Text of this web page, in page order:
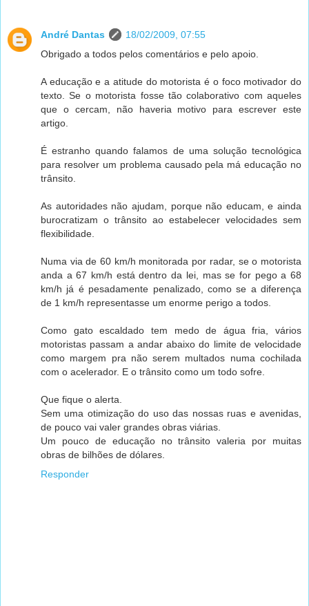
André Dantas
18/02/2009, 07:55
Obrigado a todos pelos comentários e pelo apoio.
A educação e a atitude do motorista é o foco motivador do
texto. Se o motorista fosse tão colaborativo com aqueles
que o cercam, não haveria motivo para escrever este
artigo.
É estranho quando falamos de uma solução tecnológica
para resolver um problema causado pela má educação no
trânsito.
As autoridades não ajudam, porque não educam, e ainda
burocratizam o trânsito ao estabelecer velocidades sem
flexibilidade.
Numa via de 60 km/h monitorada por radar, se o motorista
anda a 67 km/h está dentro da lei, mas se for pego a 68
km/h já é pesadamente penalizado, como se a diferença
de 1 km/h representasse um enorme perigo a todos.
Como gato escaldado tem medo de água fria, vários
motoristas passam a andar abaixo do limite de velocidade
como margem pra não serem multados numa cochilada
com o acelerador. E o trânsito como um todo sofre.
Que fique o alerta.
Sem uma otimização do uso das nossas ruas e avenidas,
de pouco vai valer grandes obras viárias.
Um pouco de educação no trânsito valeria por muitas
obras de bilhões de dólares.
Responder